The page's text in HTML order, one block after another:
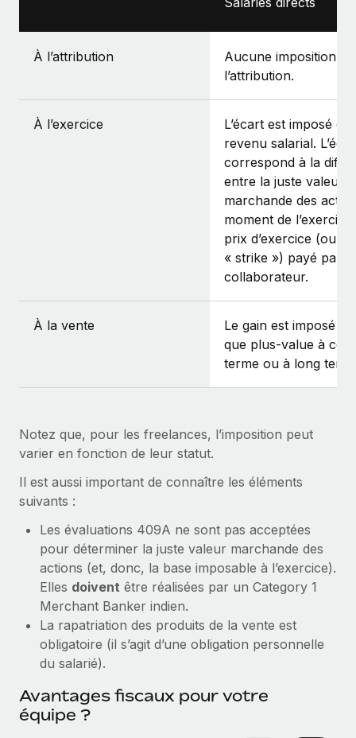
À l’attribution
Aucune imposition à
l’attribution.
À l’exercice
L’écart est imposé
revenu salarial.
correspond à la
entre la juste valeur
marchande des
moment de
prix d’exercice (ou
« strike ») payé par
collaborateur.
À la vente
Le gain est imposé
que plus‑value à
terme ou à long
Notez que, pour les freelances, l’imposition peut
varier en fonction de leur statut.
Il est aussi important de connaître les éléments
suivants :
Les évaluations 409A ne sont pas acceptées
pour déterminer la juste valeur marchande des
actions (et, donc, la base imposable à l’exercice).
Elles doivent être réalisées par un Category 1
Merchant Banker indien.
La rapatriation des produits de la vente est
obligatoire (il s’agit d’une obligation personnelle
du salarié).
Avantages fiscaux pour votre
équipe ?